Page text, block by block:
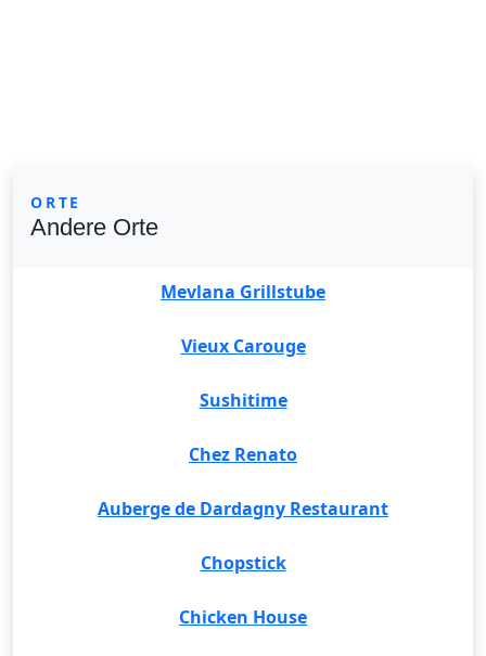
ORTE
Andere Orte
Mevlana Grillstube
Vieux Carouge
Sushitime
Chez Renato
Auberge de Dardagny Restaurant
Chopstick
Chicken House